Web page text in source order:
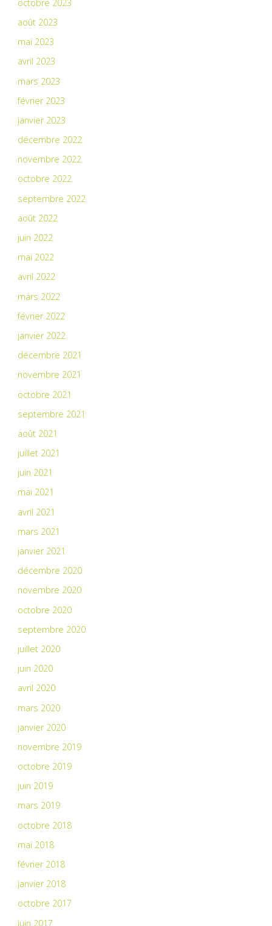
octobre 2023
août 2023
mai 2023
avril 2023
mars 2023
février 2023
janvier 2023
décembre 2022
novembre 2022
octobre 2022
septembre 2022
août 2022
juin 2022
mai 2022
avril 2022
mars 2022
février 2022
janvier 2022
décembre 2021
novembre 2021
octobre 2021
septembre 2021
août 2021
juillet 2021
juin 2021
mai 2021
avril 2021
mars 2021
janvier 2021
décembre 2020
novembre 2020
octobre 2020
septembre 2020
juillet 2020
juin 2020
avril 2020
mars 2020
janvier 2020
novembre 2019
octobre 2019
juin 2019
mars 2019
octobre 2018
mai 2018
février 2018
janvier 2018
octobre 2017
juin 2017